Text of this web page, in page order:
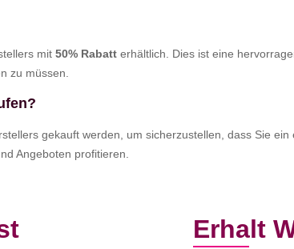
mit 50% Rabatt erhältlich. Dies ist eine
zu müssen.
gekauft werden, um sicherzustellen, dass Sie
Angeboten profitieren.
Erhalt